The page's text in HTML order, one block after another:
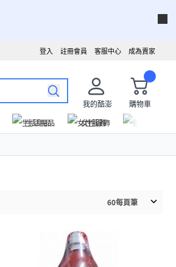
成為賣家
客服中心
註冊會員
登入
我的酷澎
購物車
生活用品 女性服飾
60每頁筆